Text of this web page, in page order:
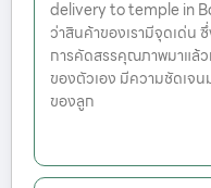
delivery to temple in
ว่าสินค้าของเรามีจุดเด่น
การคัดสรรคุณภาพมาแล้
ของตัวเอง มีความชัดเจ
ของลูก